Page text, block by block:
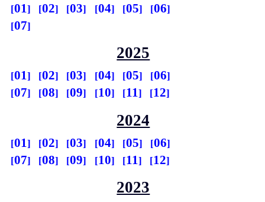
01 02 03 04 05
06
07
2025
01 02 03 04 05
06
07
08 09 10 11 12
2024
01 02 03 04 05
06
07
08 09 10 11 12
2023